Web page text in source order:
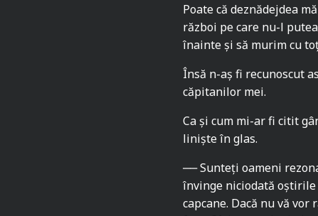
Poate că deznădejdea
război pe care nu-l
înainte și să murim cu
Însă n-aș fi recunoscut
căpitanilor mei.
Ca și cum mi-ar fi citit
liniște în glas.
‒‒ Sunteți oameni
învinge niciodată oștirile
capcane. Dacă nu vă